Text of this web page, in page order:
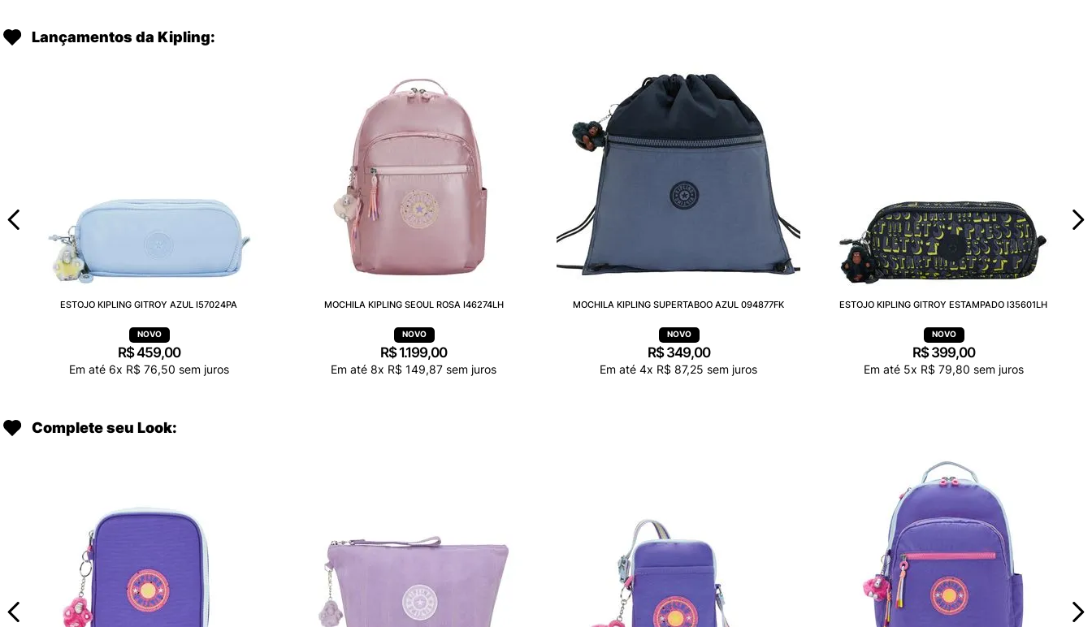
Lançamentos da Kipling:
ESTOJO KIPLING GITROY AZUL I57024PA
R$459,00
Em até 6x R$ 76,50 sem juros
MOCHILA KIPLING SEOUL ROSA I46274LH
R$ 1.199,00
Em até 8x R$ 149,87 sem juros
MOCHILA KIPLING SUPERTABOO AZUL 094877FK
R$ 349,00
Em até 4x R$ 87,25 sem juros
ESTOJO KIPLING GITROY ESTAMPADO I35601LH
R$ 399,00
Em até 5x R$ 79,80 sem juros
Complete seu Look: